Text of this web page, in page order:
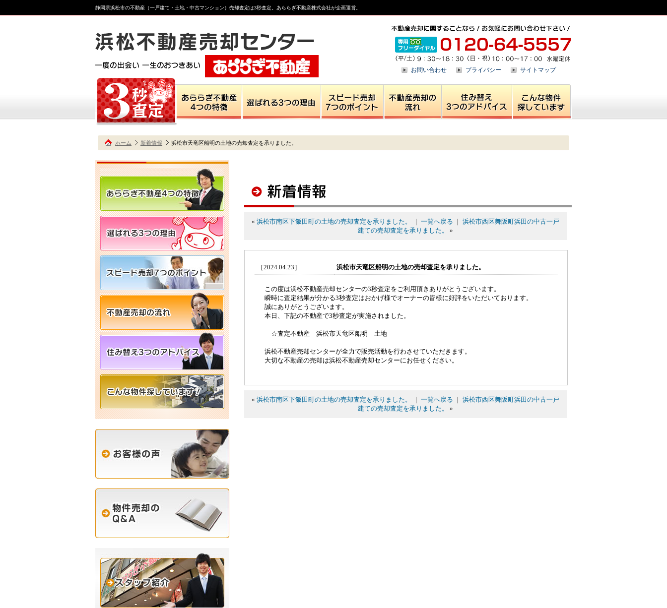
静岡県浜松市の不動産（一戸建て・土地・中古マンション）売却査定は3秒査定。あららぎ不動産株式会社が企画運営。
お問い合わせ プライバシー サイトマップ
ホーム 新着情報 浜松市天竜区船明の土地の売却査定を承りました。
« 浜松市南区下飯田町の土地の売却査定を承りました。 ｜ 一覧へ戻る ｜ 浜松市西区舞阪町浜田の中古一戸
建ての売却査定を承りました。
»
［2024.04.23］ 浜松市天竜区船明の土地の売却査定を承りました。
この度は浜松不動産売却センターの3秒査定をご利用頂きありがとうございます。
瞬時に査定結果が分かる3秒査定はおかげ様でオーナーの皆様に好評をいただいております。
誠にありがとうございます。
本日、下記の不動産で3秒査定が実施されました。
☆査定不動産 浜松市天竜区船明 土地
浜松不動産売却センターが全力で販売活動を行わさせていただきます。
大切な不動産の売却は浜松不動産売却センターにお任せください。
« 浜松市南区下飯田町の土地の売却査定を承りました。 ｜ 一覧へ戻る ｜ 浜松市西区舞阪町浜田の中古一戸
建ての売却査定を承りました。
»